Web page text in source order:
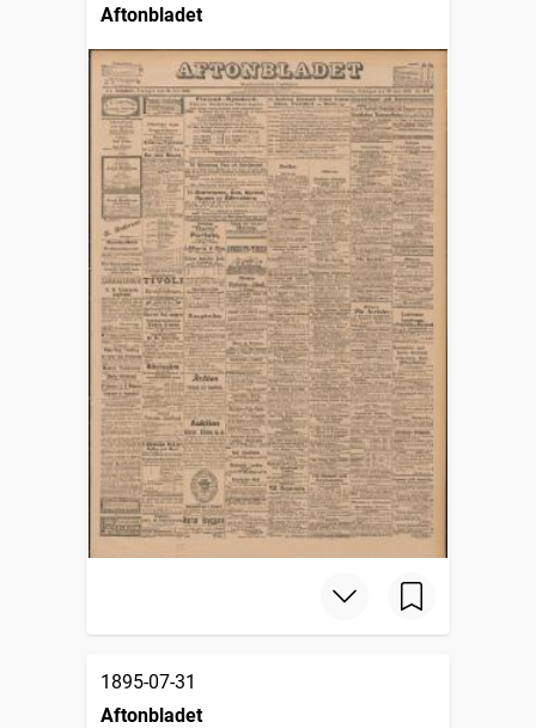
Aftonbladet
1895-07-31
Aftonbladet